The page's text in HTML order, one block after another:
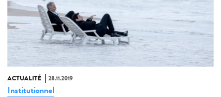
ACTUALITÉ 28.11.2019
Institutionnel